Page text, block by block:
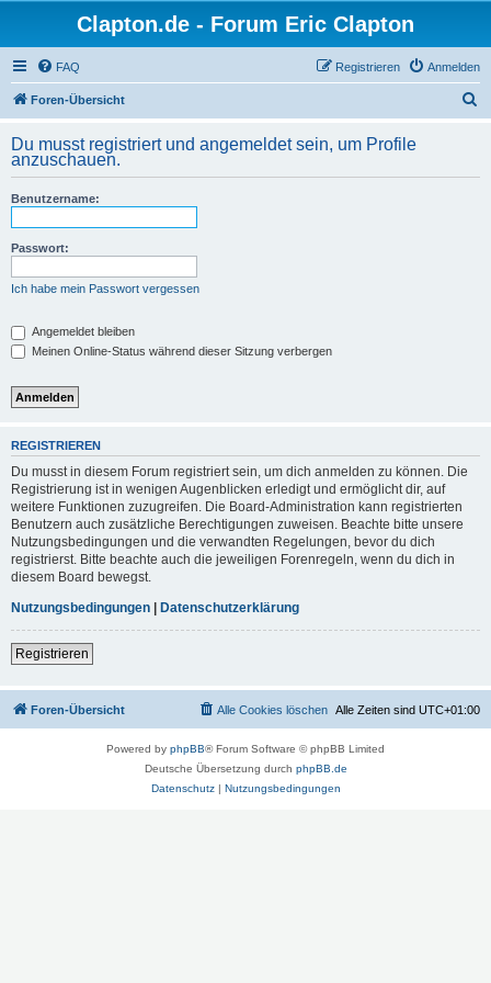
Clapton.de - Forum Eric Clapton
FAQ Anmelden
Registrieren
Foren-Übersicht
h
Du musst registriert und angemeldet sein, um Profile
anzuschauen.
Benutzername:
Passwort:
Ich habe mein Passwort vergessen
Angemeldet bleiben
Meinen Online-Status während dieser Sitzung verbergen
REGISTRIEREN
Du musst in diesem Forum registriert sein, um dich anmelden zu können. Die
Registrierung ist in wenigen Augenblicken erledigt und ermöglicht dir, auf
weitere Funktionen zuzugreifen. Die Board-Administration kann registrierten
Benutzern auch zusätzliche Berechtigungen zuweisen. Beachte bitte unsere
Nutzungsbedingungen und die verwandten Regelungen, bevor du dich
registrierst. Bitte beachte auch die jeweiligen Forenregeln, wenn du dich in
diesem Board bewegst.
Nutzungsbedingungen | Datenschutzerklärung
Registrieren
Foren-Übersicht Alle Zeiten sind UTC+01:00
Alle Cookies löschen
Powered by phpBB® Forum Software © phpBB Limited
Deutsche Übersetzung durch phpBB.de
Datenschutz| Nutzungsbedingungen